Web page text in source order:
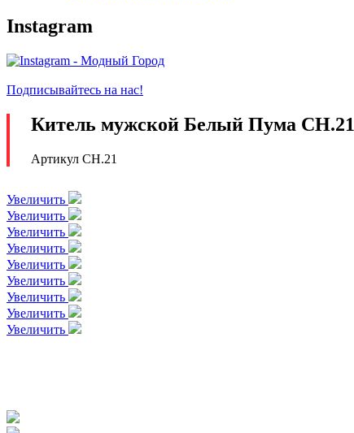
Instagram
Подписывайтесь на нас!
Китель мужской Белый Пума CH.21
Артикул CH.21
Увеличить
Увеличить
Увеличить
Увеличить
Увеличить
Увеличить
Увеличить
Увеличить
Увеличить